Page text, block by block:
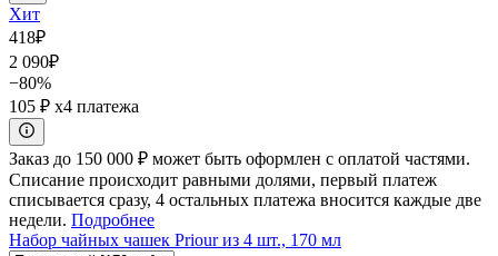
Хит
418₽
2 090₽
−80%
105 ₽ x4 платежа
Заказ до 150 000 ₽ может быть оформлен с оплатой частями.
Списание происходит равными долями, первый платеж
списывается сразу, 4 остальных платежа вносится каждые две
недели. Подробнее
Набор чайных чашек Priour из 4 шт., 170 мл